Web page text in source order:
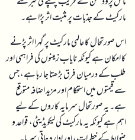
مارکیٹ کے جذبات پر مثبت اثر پڑا ہے۔
اس صورتحال کا عالمی مارکیٹ پر گہرا اثر پڑنے
کا امکان ہے کیونکہ نایاب زمینوں کی فراہمی اور
طلب کے درمیان فرق بڑھتا جا رہا ہے، جس
سے قیمتوں میں استحکام اور مزید اضافہ متوقع
ہے۔ یہ صورتحال سرمایہ کاروں کے لیے
اہم ہے کیونکہ یہ مارکیٹ کی لیکویڈیٹی، قواعد و